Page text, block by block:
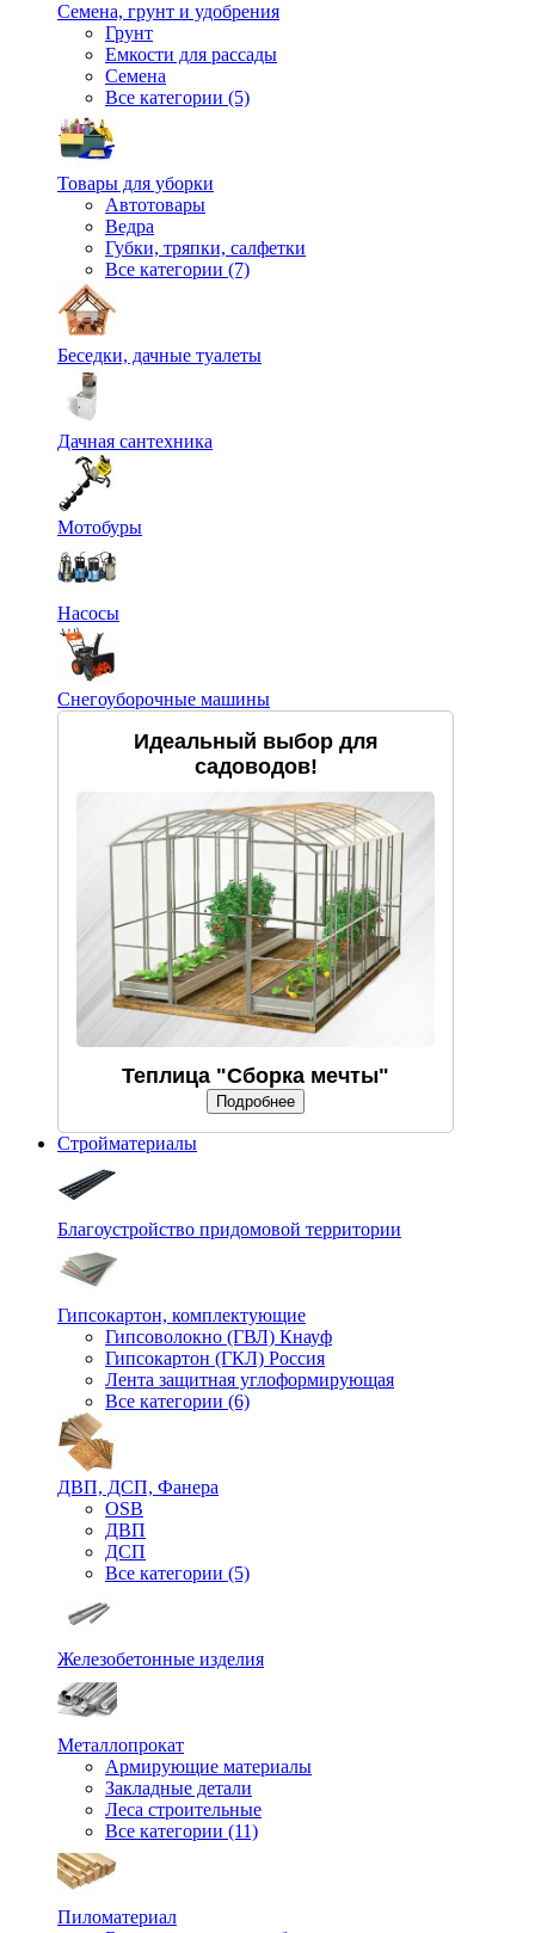
Семена, грунт и удобрения
Грунт
Емкости для рассады
Семена
Все категории (5)
Товары для уборки
Автотовары
Ведра
Губки, тряпки, салфетки
Все категории (7)
Беседки, дачные туалеты
Дачная сантехника
Мотобуры
Насосы
Снегоуборочные машины
Идеальный выбор для
садоводов!
Теплица "Сборка мечты"
Подробнее
Стройматериалы
Благоустройство придомовой территории
Гипсокартон, комплектующие
Гипсоволокно (ГВЛ) Кнауф
Гипсокартон (ГКЛ) Россия
Лента защитная углоформирующая
Все категории (6)
ДВП, ДСП, Фанера
OSB
ДВП
ДСП
Все категории (5)
Железобетонные изделия
Металлопрокат
Армирующие материалы
Закладные детали
Леса строительные
Все категории (11)
Пиломатериал